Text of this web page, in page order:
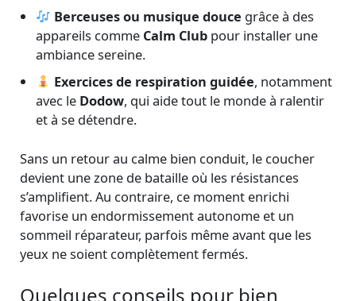
Berceuses ou musique douce grâce à des
appareils comme Calm Club pour installer une
ambiance sereine.
Exercices de respiration guidée, notamment
avec le Dodow, qui aide tout le monde à ralentir
et à se détendre.
Sans un retour au calme bien conduit, le coucher
devient une zone de bataille où les résistances
s’amplifient. Au contraire, ce moment enrichi
favorise un endormissement autonome et un
sommeil réparateur, parfois même avant que les
yeux ne soient complètement fermés.
Quelques conseils pour bien